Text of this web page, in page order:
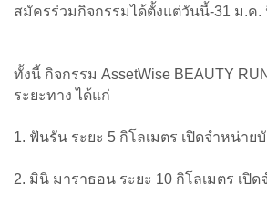
สมัครร่วมกิจกรรมได้ตั้งแต่วันนี้-31 ม.ค.
ทั้งนี้ กิจกรรม AssetWise BEAUTY
ระยะทาง ได้แก่
1. ฟันรัน ระยะ 5 กิโลเมตร เปิดจำหน่า
2. มินิ มาราธอน ระยะ 10 กิโลเมตร เปิ